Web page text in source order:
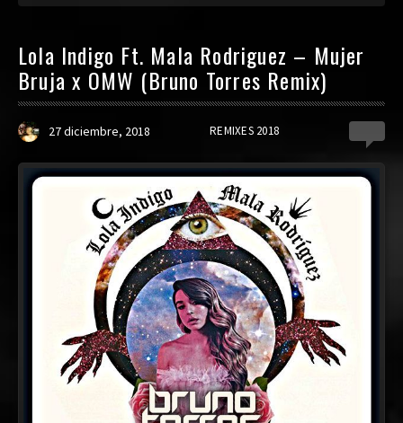
Lola Indigo Ft. Mala Rodriguez – Mujer
Bruja x OMW (Bruno Torres Remix)
27 diciembre, 2018 REMIXES 2018